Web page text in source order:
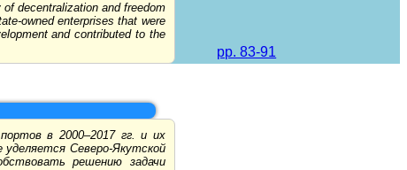
decentralization and freedom
owned enterprises that were
and contributed to the
pp. 83-91
в 2000–2017 гг. и их
Северо-Якутской
решению задачи